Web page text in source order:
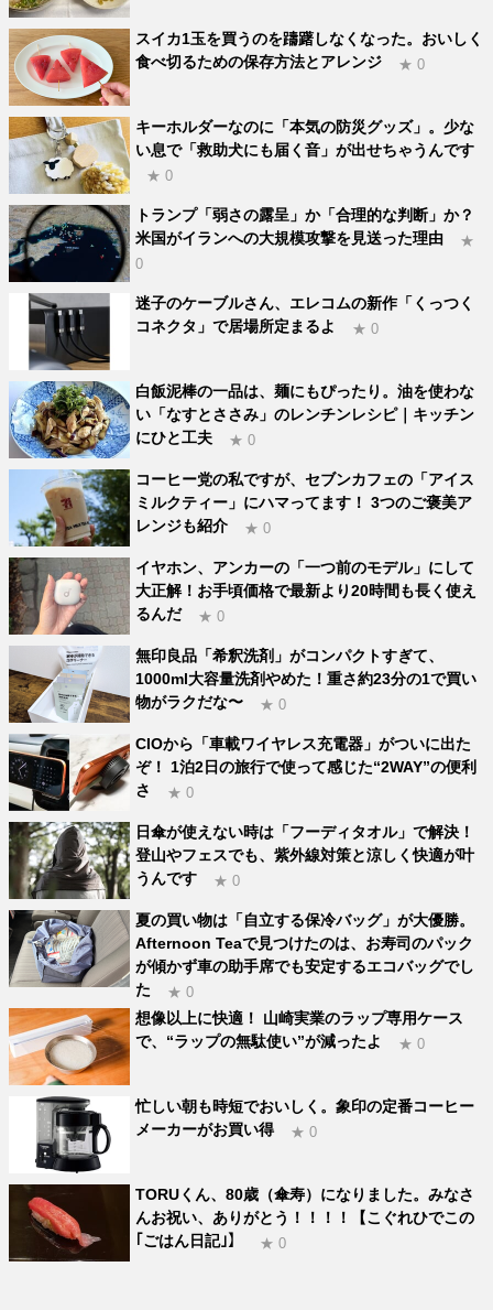
スイカ1玉を買うのを躊躇しなくなった。おいしく
食べ切るための保存方法とアレンジ
★ 0
キーホルダーなのに「本気の防災グッズ」。少な
い息で「救助犬にも届く音」が出せちゃうんです
★ 0
トランプ「弱さの露呈」か「合理的な判断」か？
米国がイランへの大規模攻撃を見送った理由
★
0
迷子のケーブルさん、エレコムの新作「くっつく
コネクタ」で居場所定まるよ
★ 0
白飯泥棒の一品は、麺にもぴったり。油を使わな
い「なすとささみ」のレンチンレシピ｜キッチン
にひと工夫
★ 0
コーヒー党の私ですが、セブンカフェの「アイス
ミルクティー」にハマってます！ 3つのご褒美ア
レンジも紹介
★ 0
イヤホン、アンカーの「一つ前のモデル」にして
大正解！お手頃価格で最新より20時間も長く使え
るんだ
★ 0
無印良品「希釈洗剤」がコンパクトすぎて、
1000ml大容量洗剤やめた！重さ約23分の1で買い
物がラクだな〜
★ 0
CIOから「車載ワイヤレス充電器」がついに出た
ぞ！ 1泊2日の旅行で使って感じた“2WAY”の便利
さ
★ 0
日傘が使えない時は「フーディタオル」で解決！
登山やフェスでも、紫外線対策と涼しく快適が叶
うんです
★ 0
夏の買い物は「自立する保冷バッグ」が大優勝。
Afternoon Teaで見つけたのは、お寿司のパック
が傾かず車の助手席でも安定するエコバッグでし
た
★ 0
想像以上に快適！ 山崎実業のラップ専用ケース
で、“ラップの無駄使い”が減ったよ
★ 0
忙しい朝も時短でおいしく。象印の定番コーヒー
メーカーがお買い得
★ 0
TORUくん、80歳（傘寿）になりました。みなさ
んお祝い、ありがとう！！！！【こぐれひでこの
｢ごはん日記｣】
★ 0